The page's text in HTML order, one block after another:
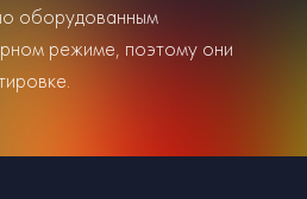
оборудованным
режиме, поэтому они